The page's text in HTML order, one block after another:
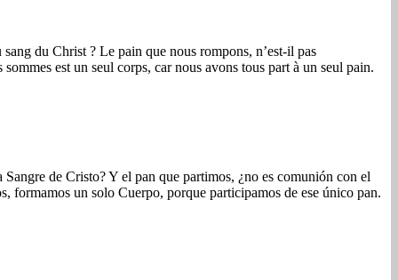
du Christ ? Le pain que nous rompons, n’est-il pas
est un seul corps, car nous avons tous part à un seul pain.
de Cristo? Y el pan que partimos, ¿no es comunión con el
formamos un solo Cuerpo, porque participamos de ese único pan.